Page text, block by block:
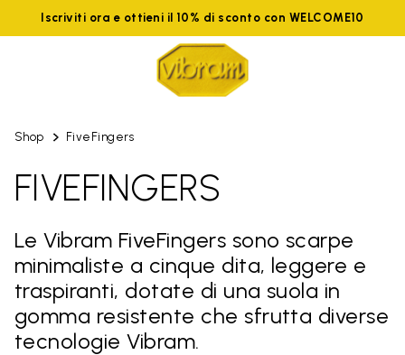
Iscriviti ora e ottieni il 10% di sconto con WELCOME10
Shop FiveFingers
FIVEFINGERS
Le Vibram FiveFingers sono scarpe
minimaliste a cinque dita, leggere e
traspiranti, dotate di una suola in
gomma resistente che sfrutta diverse
tecnologie Vibram.